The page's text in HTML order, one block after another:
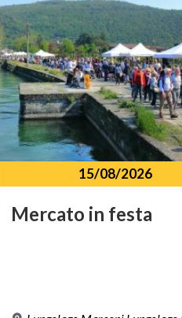
15/08/2026
Mercato in festa